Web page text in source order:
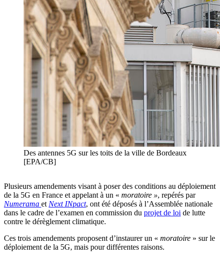
Des antennes 5G sur les toits de la ville de Bordeaux
[EPA/CB]
Plusieurs amendements visant à poser des conditions au déploiement
de la 5G en France et appelant à un « moratoire », repérés par
Numerama et Next INpact, ont été déposés à l’Assemblée nationale
dans le cadre de l’examen en commission du projet de loi de lutte
contre le dérèglement climatique.
Ces trois amendements proposent d’instaurer un « moratoire » sur le
déploiement de la 5G, mais pour différentes raisons.